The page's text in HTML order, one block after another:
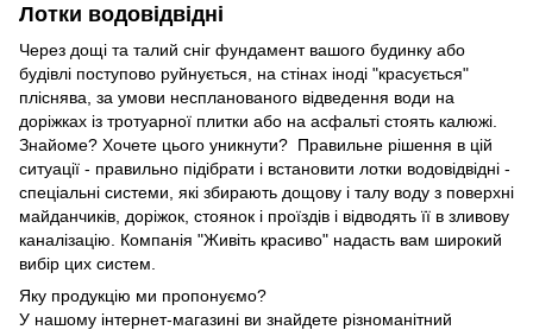
Лотки водовідвідні
Через дощі та талий сніг фундамент вашого будинку або
будівлі поступово руйнується, на стінах іноді "красується"
пліснява, за умови неспланованого відведення води на
доріжках із тротуарної плитки або на асфальті стоять калюжі.
Знайоме? Хочете цього уникнути? Правильне рішення в цій
ситуації - правильно підібрати і встановити лотки водовідвідні -
спеціальні системи, які збирають дощову і талу воду з поверхні
майданчиків, доріжок, стоянок і проїздів і відводять її в зливову
каналізацію. Компанія "Живіть красиво" надасть вам широкий
вибір цих систем.
Яку продукцію ми пропонуємо?
У нашому інтернет-магазині ви знайдете різноманітний